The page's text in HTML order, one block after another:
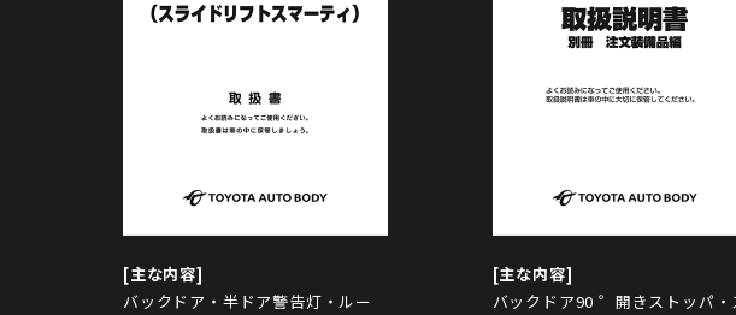
バックドア・半ドア警告灯・ルー
バックドア90 ゜開きストッパ・